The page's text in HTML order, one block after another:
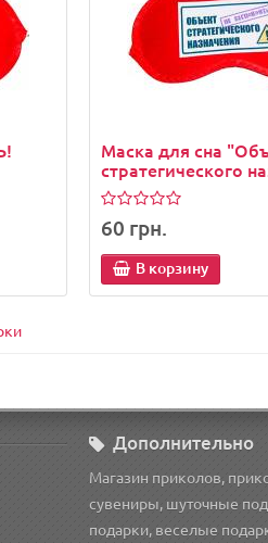
Маска для сна
стратегического
60 грн.
В корзину
Дополнительно
Магазин приколов,
сувениры, шуточные
подарки, веселые